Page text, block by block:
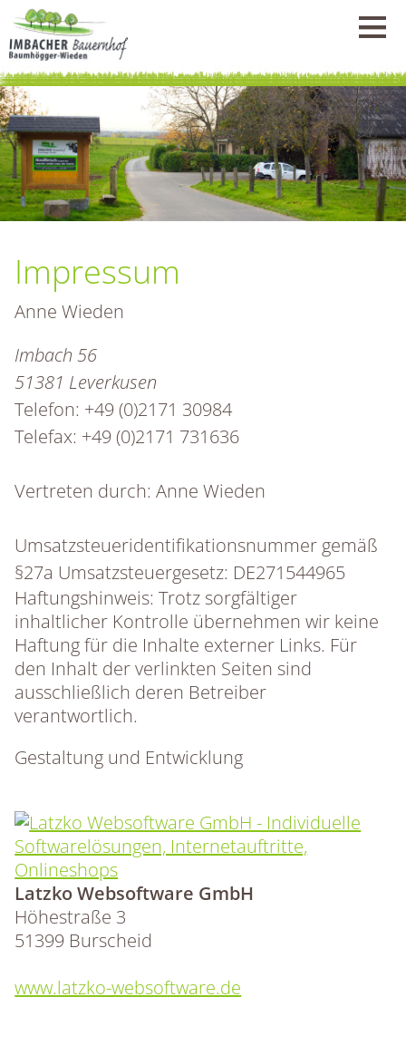
Impressum
Anne Wieden
Imbach 56
51381 Leverkusen
Telefon: +49 (0)2171 30984
Telefax: +49 (0)2171 731636
Vertreten durch: Anne Wieden
Umsatzsteueridentifikationsnummer gemäß
§27a Umsatzsteuergesetz: DE271544965
Haftungshinweis: Trotz sorgfältiger
inhaltlicher Kontrolle übernehmen wir keine
Haftung für die Inhalte externer Links. Für
den Inhalt der verlinkten Seiten sind
ausschließlich deren Betreiber
verantwortlich.
Gestaltung und Entwicklung
Latzko Websoftware GmbH
Höhestraße 3
51399 Burscheid
www.latzko-websoftware.de